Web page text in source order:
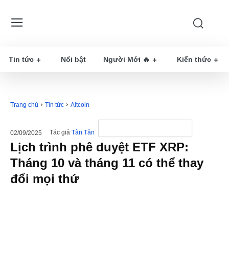
Tin tức Nổi bật Người Mới 🔥 Kiến thức
Trang chủ Tin tức Altcoin
02/09/2025 Tác giả Tân Tân
Lịch trình phê duyệt ETF XRP:
Tháng 10 và tháng 11 có thể thay
đổi mọi thứ